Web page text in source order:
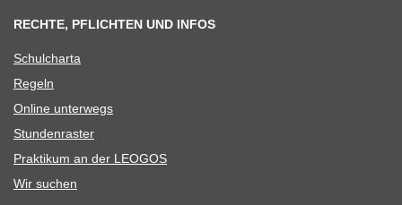
RECHTE, PFLICHTEN UND INFOS
Schul­charta
Regeln
Online unter­wegs
Stun­den­ras­ter
Prak­ti­kum an der LEOGOS
Wir suchen